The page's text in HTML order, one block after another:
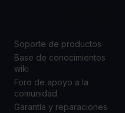
Soporte de productos
Base de conocimientos
wiki
Foro de apoyo a la
comunidad
Garantía y reparaciones